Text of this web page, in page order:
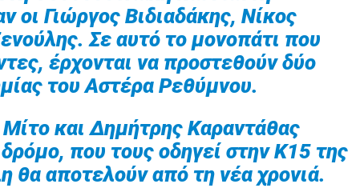
Γιώργος Βιδιαδάκης, Νίκος
Σε αυτό το μονοπάτι που
έρχονται να προστεθούν δύο
του Αστέρα Ρεθύμνου.
και Δημήτρης Καραντάθας
που τους οδηγεί στην Κ15 της
αποτελούν από τη νέα χρονιά.